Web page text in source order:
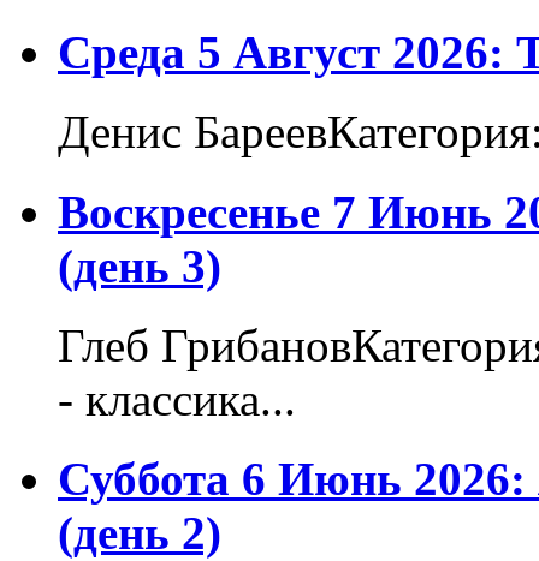
Среда 5 Август 2026:
Денис
Воскресенье 7 Июнь
(день 3)
Глеб
- классика...
Суббота 6 Июнь
(день 2)